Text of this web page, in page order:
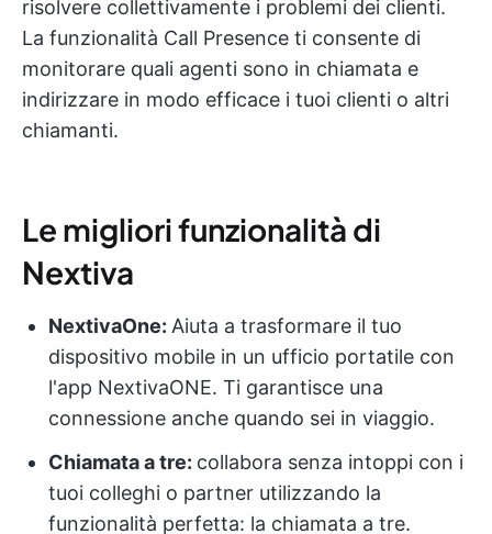
risolvere collettivamente i problemi dei clienti.
La funzionalità Call Presence ti consente di
monitorare quali agenti sono in chiamata e
indirizzare in modo efficace i tuoi clienti o altri
chiamanti.
Le migliori funzionalità di
Nextiva
NextivaOne: Aiuta a trasformare il tuo
dispositivo mobile in un ufficio portatile con
l'app NextivaONE. Ti garantisce una
connessione anche quando sei in viaggio.
Chiamata a tre: collabora senza intoppi con i
tuoi colleghi o partner utilizzando la
funzionalità perfetta: la chiamata a tre.